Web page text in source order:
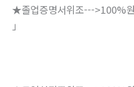
★졸업증명서위조--->100%
」